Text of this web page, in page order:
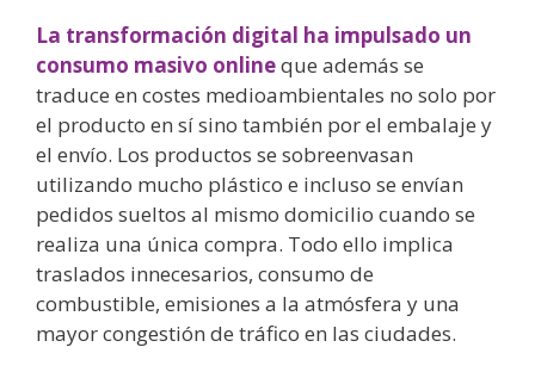
La transformación digital ha impulsado un
consumo masivo onlineque además se
traduce en costes medioambientales no solo por
el producto en sí sino también por el embalaje y
el envío. Los productos se sobreenvasan
utilizando mucho plástico e incluso se envían
pedidos sueltos al mismo domicilio cuando se
realiza una única compra. Todo ello implica
traslados innecesarios, consumo de
combustible, emisiones a la atmósfera y una
mayor congestión de tráfico en las ciudades.